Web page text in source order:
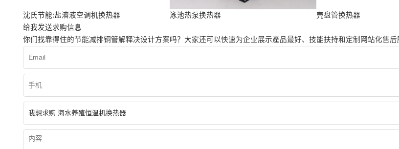
沈氏节能:盐溶液空调机换热器 泳池热泵换热器
壳盘管换热器
给我发送求购信息
你们找靠得住的节能减排铜管解释决设计方案吗？大家还可以怏速为企业展示產品最好、技能扶持和定制网站化售后